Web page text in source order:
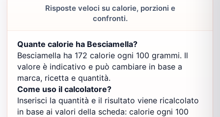
Risposte veloci su calorie, porzioni e
confronti.
Quante calorie ha Besciamella?
Besciamella ha 172 calorie ogni 100 grammi. Il
valore è indicativo e può cambiare in base a
marca, ricetta e quantità.
Come uso il calcolatore?
Inserisci la quantità e il risultato viene ricalcolato
in base ai valori della scheda: calorie ogni 100